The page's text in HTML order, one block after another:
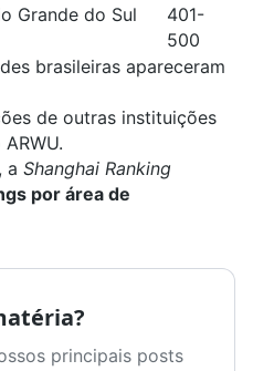
Grande do Sul
401-
500
brasileiras apareceram
de outras instituições
a Shanghai Ranking
por área de
principais posts